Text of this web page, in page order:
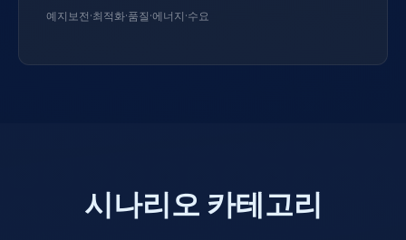
예지보전·최적화·품질·에너지·수요
시나리오 카테고리